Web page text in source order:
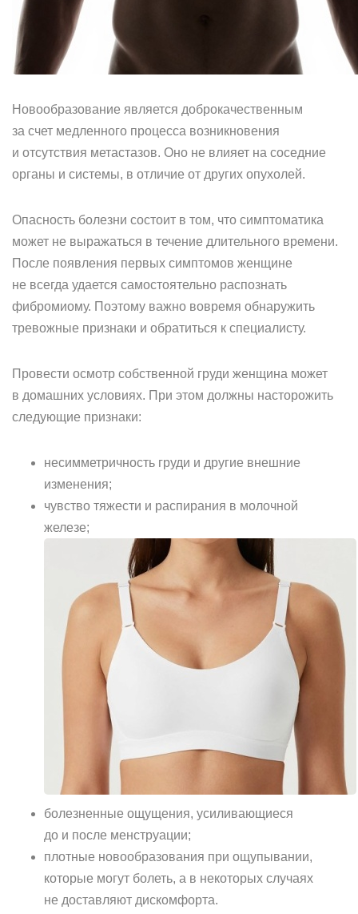
Новообразование является доброкачественным
за счет медленного процесса возникновения
и отсутствия метастазов. Оно не влияет на соседние
органы и системы, в отличие от других опухолей.
Опасность болезни состоит в том, что симптоматика
может не выражаться в течение длительного времени.
После появления первых симптомов женщине
не всегда удается самостоятельно распознать
фибромиому. Поэтому важно вовремя обнаружить
тревожные признаки и обратиться к специалисту.
Провести осмотр собственной груди женщина может
в домашних условиях. При этом должны насторожить
следующие признаки:
несимметричность груди и другие внешние
изменения;
чувство тяжести и распирания в молочной
железе;
болезненные ощущения, усиливающиеся
до и после менструации;
плотные новообразования при ощупывании,
которые могут болеть, а в некоторых случаях
не доставляют дискомфорта.